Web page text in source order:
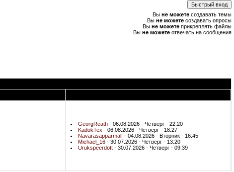
Вы не можете создавать темы
Вы не можете создавать опросы
Вы не можете прикреплять файлы
Вы не можете отвечать на сообщения
GeorgReath - 06.08.2026 - Четверг - 22:20
KadokTex - 06.08.2026 - Четверг - 18:27
Navarasapparmalf - 04.08.2026 - Вторник - 16:45
Michael_16 - 30.07.2026 - Четверг - 13:20
Urukspeerdott - 30.07.2026 - Четверг - 09:39